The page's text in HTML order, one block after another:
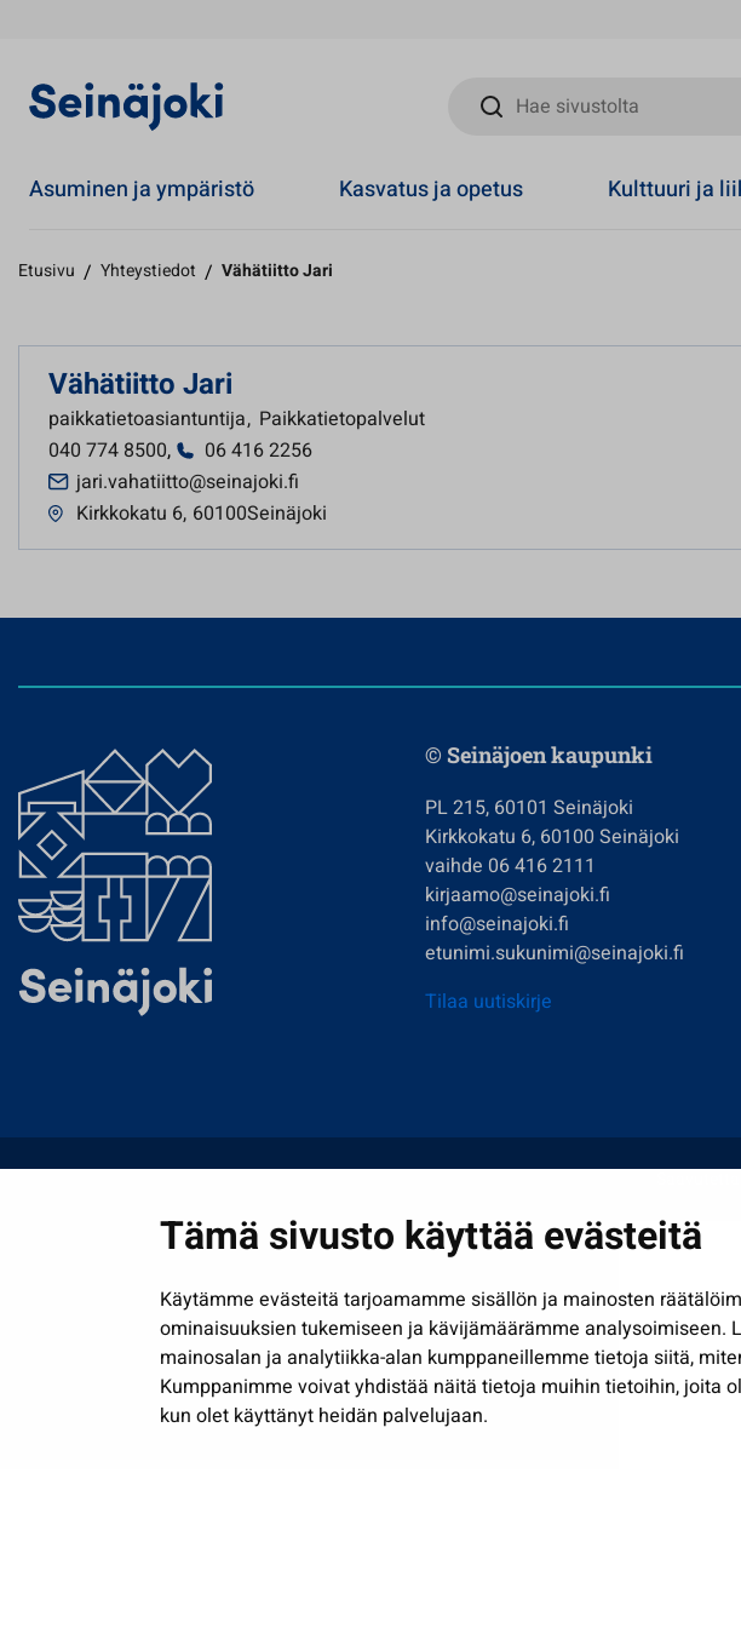
Tämä sivusto käyttää evästeitä
Käytämme evästeitä tarjoamamme sisällön ja mainosten
ominaisuuksien tukemiseen ja kävijämäärämme analysoimiseen.
mainosalan ja analytiikka-alan kumppaneillemme tietoja siitä,
Kumppanimme voivat yhdistää näitä tietoja muihin tietoihin, joita
kun olet käyttänyt heidän palvelujaan.
Hae sivustolta
Asuminen ja ympäristö Kasvatus ja opetus Kulttuuri ja
Etusivu / Yhteystiedot / Vähätiitto Jari
Vähätiitto Jari
paikkatietoasiantuntija, Paikkatietopalvelut
040 774 8500,
06 416 2256
jari.vahatiitto@seinajoki.fi
Kirkkokatu 6, 60100Seinäjoki
© Seinäjoen kaupunki
PL 215, 60101 Seinäjoki
Kirkkokatu 6, 60100 Seinäjoki
vaihde 06 416 2111
kirjaamo@seinajoki.fi
info@seinajoki.fi
etunimi.sukunimi@seinajoki.fi
Tilaa uutiskirje